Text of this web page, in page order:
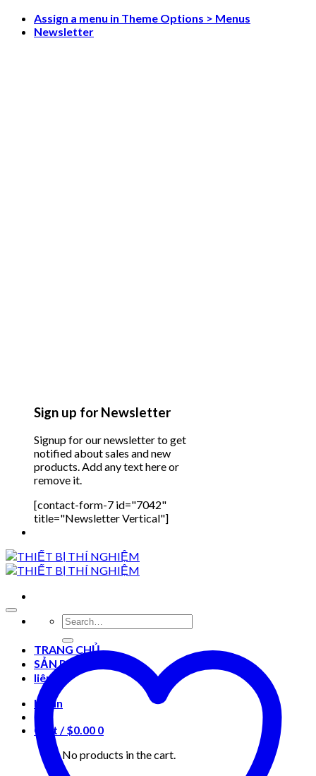
Skip
Assign a menu in Theme Options > Menus
Newsletter
Sign up for Newsletter
Signup for our newsletter to get
notified about sales and new
products. Add any text here or
remove it.
[contact-form-7 id="7042"
title="Newsletter Vertical"]
Search
for:
TRANG CHỦ
SẢN PHẨM
liên hệ
Login
Cart /$0.00 0
No products in the cart.